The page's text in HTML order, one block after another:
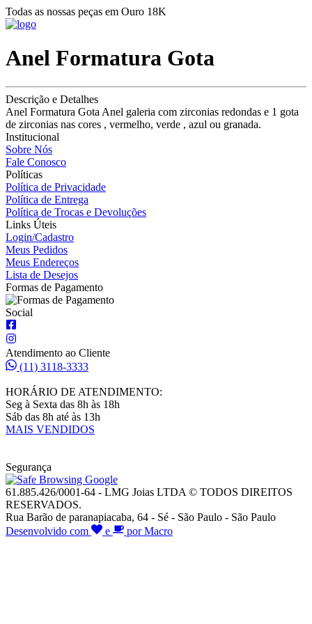
Todas as nossas peças em Ouro 18K
Anel Formatura Gota
Descrição e Detalhes
Anel Formatura Gota Anel galeria com zirconias redondas e 1 gota
de zirconias nas cores , vermelho, verde , azul ou granada.
Institucional
Sobre Nós
Fale Conosco
Políticas
Política de Privacidade
Política de Entrega
Política de Trocas e Devoluções
Links Úteis
Login/Cadastro
Meus Pedidos
Meus Endereços
Lista de Desejos
Formas de Pagamento
Social
Atendimento ao Cliente
(11) 3118-3333
HORÁRIO DE ATENDIMENTO:
Seg à Sexta das 8h às 18h
Sáb das 8h até às 13h
MAIS VENDIDOS
Segurança
61.885.426/0001-64 - LMG Joias LTDA © TODOS DIREITOS
RESERVADOS.
Rua Barão de paranapiacaba, 64 - Sé - São Paulo - São Paulo
Desenvolvido com
e por Macro